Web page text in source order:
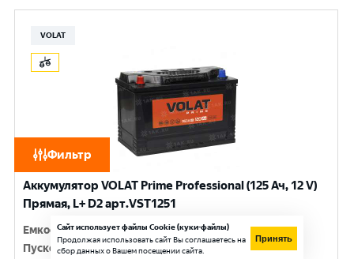
Фильтр
VOLAT
Аккумулятор VOLAT Prime Professional (125 Ач, 12 V)
Прямая, L+ D2 арт.VST1251
Емкость:125 Ач
Пусковой ток:950 A
Сайт использует файлы Cookie (куки-файлы)
Продолжая использовать сайт Вы соглашаетесь на
сбор данных о Вашем посещении сайта.
Принять